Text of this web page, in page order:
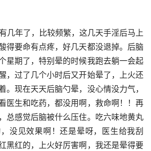
几年了，比较频繁，这几天手淫后马上
得要命有点疼，好几天都没退掉。后脑
星期了，特别晕的时候我跑去躺一会起
，过了几个小时后又开始晕了，上火还
。现在天天后脑勺晕，没心情没力气，
医生和吃药，都没用啊，救命啊！！再
总感觉后脑被什么压住。吃六味地黄丸
没见效果啊！还是晕呀，医生给我刮
黑红的，上火好厉害啊，我还是晕得要